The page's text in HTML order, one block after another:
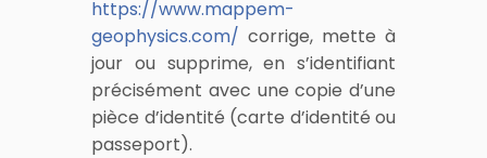
https://www.mappem-
geophysics.com/ corrige, mette à
jour ou supprime, en s’identifiant
précisément avec une copie d’une
pièce d’identité (carte d’identité ou
passeport).